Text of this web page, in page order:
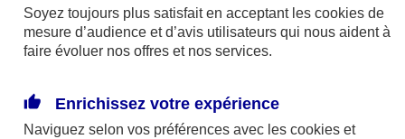
AXA France IARD et AXA France Vie sont
mandataires exclusifs en opérations de
246 et n°13 005 764 (consultable
surwww.orias.fr)
Soyez toujours plus satisfait en acceptant les cookies de
mesure d’audience et d’avis utilisateurs qui nous aident à
faire évoluer nos offres et nos services.
Enrichissez votre expérience
Naviguez selon vos préférences avec les cookies et